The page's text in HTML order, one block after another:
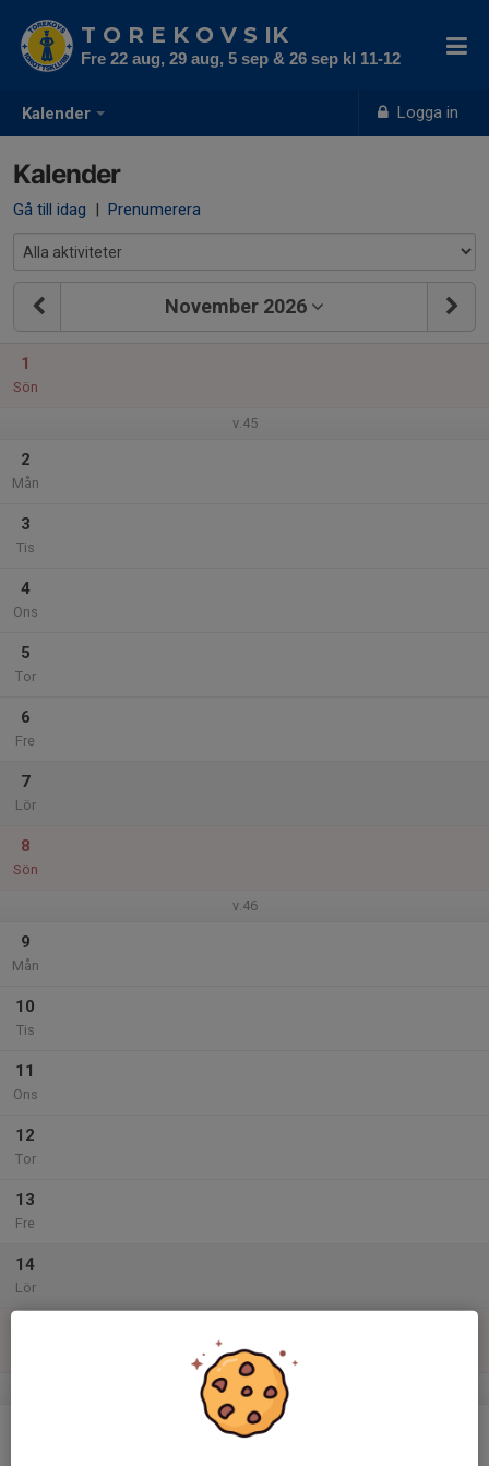
Kalender Logga in
T O R E K O V S IK
Fre 22 aug, 29 aug, 5 sep & 26 sep kl 11-12
Kalender
Gå till idag | Prenumerera
November 2026
1
Sön
v.45
2
Mån
3
Tis
4
Ons
5
Tor
6
Fre
7
Lör
8
Sön
v.46
9
Mån
10
Tis
11
Ons
12
Tor
13
Fre
14
Lör
v.47